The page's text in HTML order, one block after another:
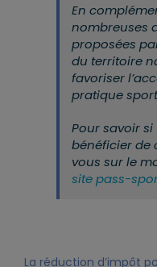
En
nombreuses
proposées
du territoire
favoriser
pratique
Pour savoir
bénéficier de
vous sur le
site pass-
La réduction d’impôt